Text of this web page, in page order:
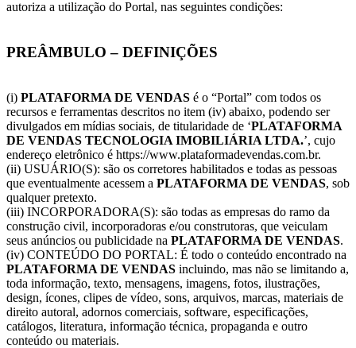
autoriza a utilização do Portal, nas seguintes condições:
PREÂMBULO – DEFINIÇÕES
(i) PLATAFORMA DE VENDAS é o “Portal” com todos os
recursos e ferramentas descritos no item (iv) abaixo, podendo ser
divulgados em mídias sociais, de titularidade de ‘PLATAFORMA
DE VENDAS TECNOLOGIA IMOBILIÁRIA LTDA.’, cujo
endereço eletrônico é https://www.plataformadevendas.com.br.
(ii) USUÁRIO(S): são os corretores habilitados e todas as pessoas
que eventualmente acessem a PLATAFORMA DE VENDAS, sob
qualquer pretexto.
(iii) INCORPORADORA(S): são todas as empresas do ramo da
construção civil, incorporadoras e/ou construtoras, que veiculam
seus anúncios ou publicidade na PLATAFORMA DE VENDAS.
(iv) CONTEÚDO DO PORTAL: É todo o conteúdo encontrado na
PLATAFORMA DE VENDAS incluindo, mas não se limitando a,
toda informação, texto, mensagens, imagens, fotos, ilustrações,
design, ícones, clipes de vídeo, sons, arquivos, marcas, materiais de
direito autoral, adornos comerciais, software, especificações,
catálogos, literatura, informação técnica, propaganda e outro
conteúdo ou materiais.